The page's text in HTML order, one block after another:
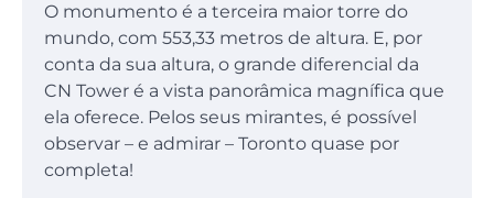
O monumento é a terceira maior torre do
mundo, com 553,33 metros de altura. E, por
conta da sua altura, o grande diferencial da
CN Tower é a vista panorâmica magnífica que
ela oferece. Pelos seus mirantes, é possível
observar – e admirar – Toronto quase por
completa!